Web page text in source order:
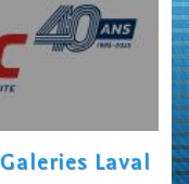
Laval